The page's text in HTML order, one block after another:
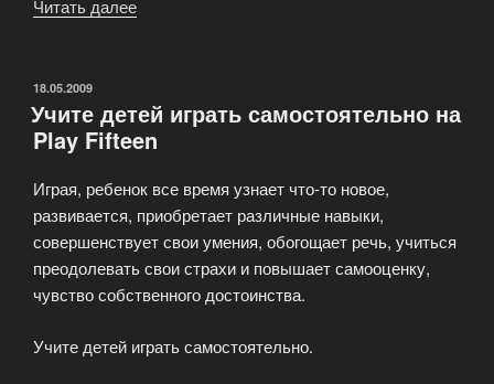
Читать далее
компьютера»
ОПУБЛИКОВАНО
18.05.2009
Учите детей играть самостоятельно на
Play Fifteen
Играя, ребенок все время узнает что-то новое,
развивается, приобретает различные навыки,
совершенствует свои умения, обогощает речь, учиться
преодолевать свои страхи и повышает самооценку,
чувство собственного достоинства.
Учите детей играть самостоятельно.